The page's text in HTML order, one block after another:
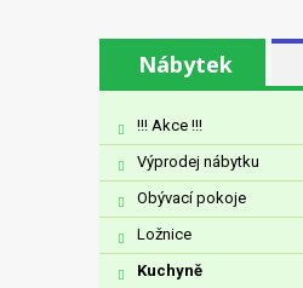
Nábytek
!!! Akce !!!
Výprodej nábytku
Obývací pokoje
Ložnice
Kuchyně